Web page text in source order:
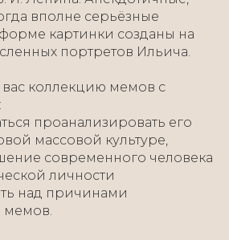
вполне серьёзные
картинки созданы на
портретов Ильича.
коллекцию мемов с
проанализировать его
массовой культуре,
современного человека
личности
над причинами
мемов.